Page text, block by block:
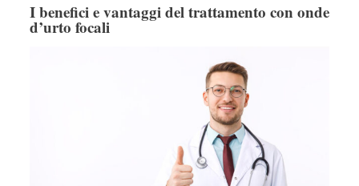
I benefici e vantaggi del trattamento con onde
d’urto focali